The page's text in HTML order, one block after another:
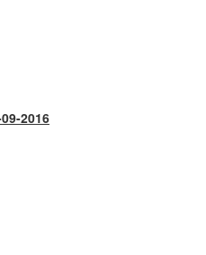
2016